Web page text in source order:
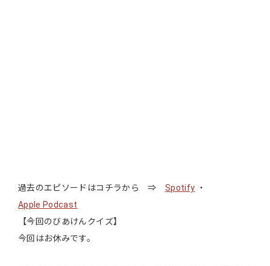
過去のエピソードはコチラから ⇒ Spotify ・
Apple Podcast
【今回のびあけんクイズ】
今回はお休みです。